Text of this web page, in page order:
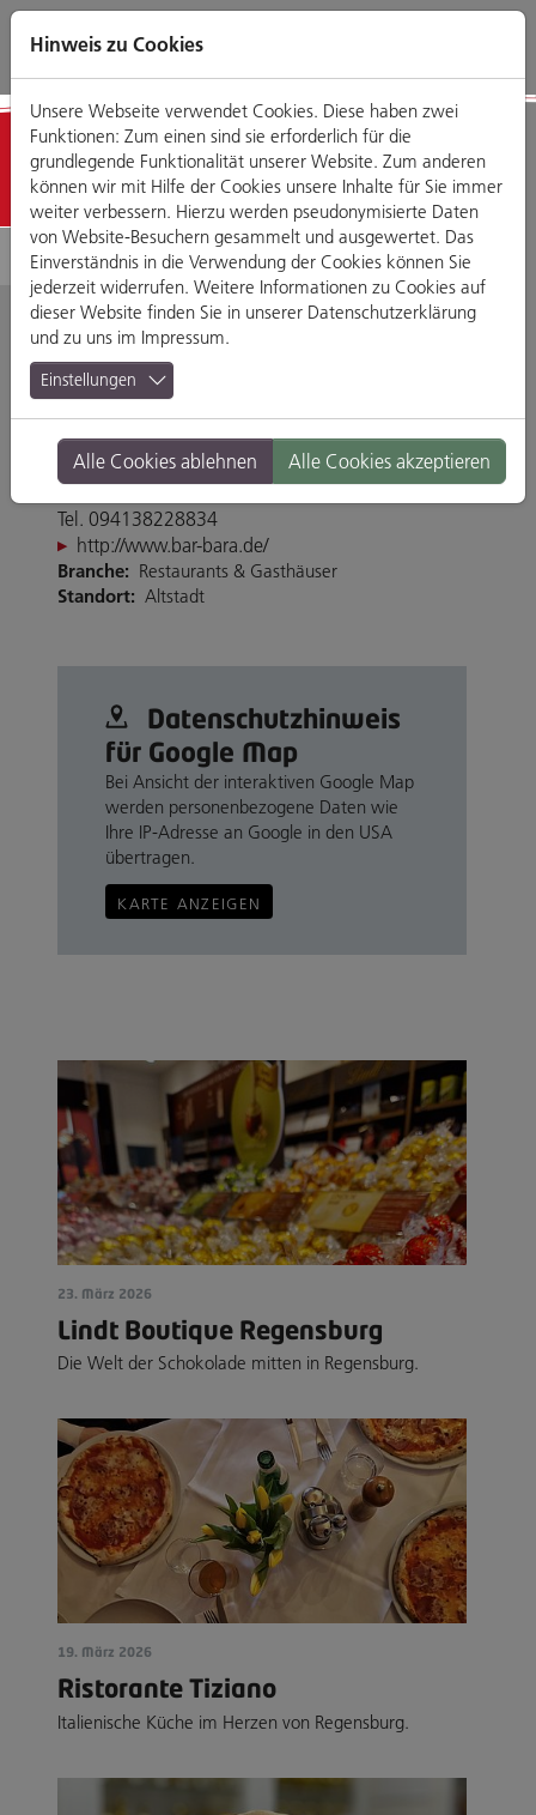
Direkt
zum
Zum
Hauptmenü
Zum
Footermenü
Zur
Website-
Detailansicht
Barbara Caffè Wein
Bar
Watmarkt 7, 93047 Regensburg
Tel. 094138228834
http://www.bar-bara.de/
Branche: Restaurants & Gasthäuser
Standort: Altstadt
Datenschutz­hinweis
für Google Map
Bei Ansicht der interaktiven Google Map
werden personenbezogene Daten wie
Ihre IP-Adresse an Google in den USA
übertragen.
KARTE ANZEIGEN
23. März 2026
Lindt Boutique Regensburg
Die Welt der Schokolade mitten in Regensburg.
19. März 2026
Ristorante Tiziano
Italienische Küche im Herzen von Regensburg.
Hinweis zu Cookies
Unsere Webseite verwendet Cookies. Diese haben zwei
Funktionen: Zum einen sind sie erforderlich für die
grundlegende Funktionalität unserer Website. Zum anderen
können wir mit Hilfe der Cookies unsere Inhalte für Sie immer
weiter verbessern. Hierzu werden pseudonymisierte Daten
von Website-Besuchern gesammelt und ausgewertet. Das
Einverständnis in die Verwendung der Cookies können Sie
jederzeit widerrufen. Weitere Informationen zu Cookies auf
dieser Website finden Sie in unserer Datenschutzerklärung
und zu uns im Impressum.
Einstellungen
Alle Cookies ablehnen Alle Cookies akzeptieren